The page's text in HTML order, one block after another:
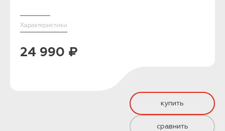
Характеристики
24 990 ₽
купить
сравнить